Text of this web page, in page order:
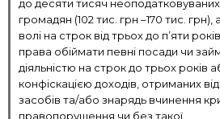
до десяти тисяч неоподатковуваних
громадян (102 тис. грн –170 тис.
волі на строк від трьох до п’яти
права обіймати певні посади чи
діяльністю на строк до трьох років
конфіскацією доходів, отриманих від
засобів та/або знарядь вчинення
правопорушення чи без такої.